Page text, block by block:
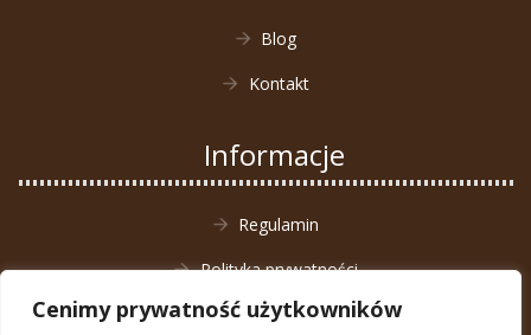
Cenimy prywatność użytkowników
Blog
Kontakt
Informacje
Regulamin
Polityka prywatności
Zwrot towaru